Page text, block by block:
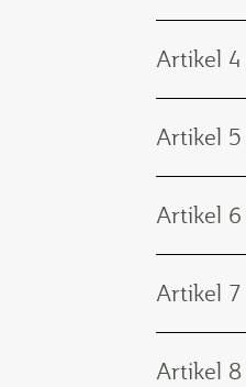
Artikel
Artikel
Artikel
Artikel
Artikel